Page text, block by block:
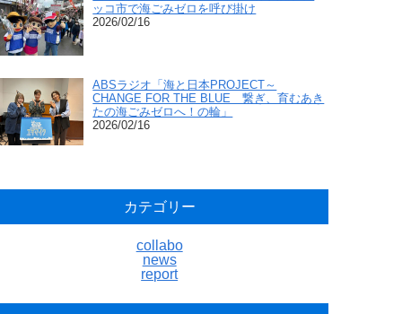
ッコ市で海ごみゼロを呼び掛け
2026/02/16
ABSラジオ「海と日本PROJECT～
CHANGE FOR THE BLUE 繋ぎ、育むあき
たの海ごみゼロへ！の輪」
2026/02/16
カテゴリー
collabo
news
report